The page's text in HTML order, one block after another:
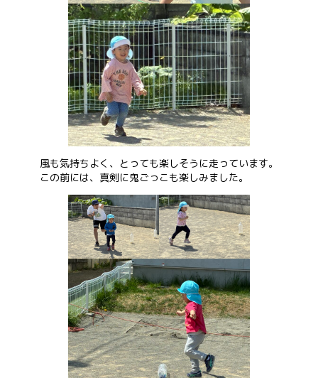
風も気持ちよく、とっても楽しそうに走っています。
この前には、真剣に鬼ごっこも楽しみました。